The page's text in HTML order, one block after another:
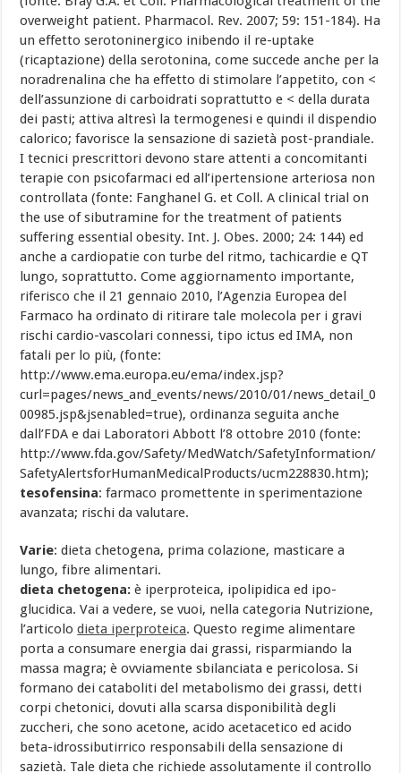
overweight patient. Pharmacol. Rev. 2007; 59: 151-184). Ha
un effetto serotoninergico inibendo il re-uptake
(ricaptazione) della serotonina, come succede anche per la
noradrenalina che ha effetto di stimolare l’appetito, con <
dell’assunzione di carboidrati soprattutto e < della durata
dei pasti; attiva altresì la termogenesi e quindi il dispendio
calorico; favorisce la sensazione di sazietà post-prandiale.
I tecnici prescrittori devono stare attenti a concomitanti
terapie con psicofarmaci ed all’ipertensione arteriosa non
controllata (fonte: Fanghanel G. et Coll. A clinical trial on
the use of sibutramine for the treatment of patients
suffering essential obesity. Int. J. Obes. 2000; 24: 144) ed
anche a cardiopatie con turbe del ritmo, tachicardie e QT
lungo, soprattutto. Come aggiornamento importante,
riferisco che il 21 gennaio 2010, l’Agenzia Europea del
Farmaco ha ordinato di ritirare tale molecola per i gravi
rischi cardio-vascolari connessi, tipo ictus ed IMA, non
fatali per lo più, (fonte:
http://www.ema.europa.eu/ema/index.jsp?
curl=pages/news_and_events/news/2010/01/news_detail_0
00985.jsp&jsenabled=true), ordinanza seguita anche
dall’FDA e dai Laboratori Abbott l’8 ottobre 2010 (fonte:
http://www.fda.gov/Safety/MedWatch/SafetyInformation/
SafetyAlertsforHumanMedicalProducts/ucm228830.htm);
tesofensina: farmaco promettente in sperimentazione
avanzata; rischi da valutare.
Varie: dieta chetogena, prima colazione, masticare a
lungo, fibre alimentari.
dieta chetogena:è iperproteica, ipolipidica ed ipo-
glucidica. Vai a vedere, se vuoi, nella categoria Nutrizione,
l’articolo dieta iperproteica. Questo regime alimentare
porta a consumare energia dai grassi, risparmiando la
massa magra; è ovviamente sbilanciata e pericolosa. Si
formano dei cataboliti del metabolismo dei grassi, detti
corpi chetonici, dovuti alla scarsa disponibilità degli
zuccheri, che sono acetone, acido acetacetico ed acido
beta-idrossibutirrico responsabili della sensazione di
sazietà. Tale dieta che richiede assolutamente il controllo